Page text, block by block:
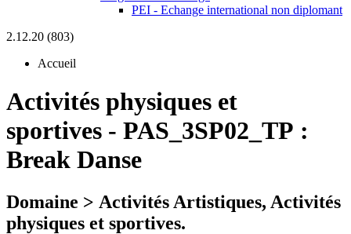
PEI - Echange international non diplomant
2.12.20 (803)
Accueil
Activités physiques et
sportives - PAS_3SP02_TP :
Break Danse
Domaine > Activités Artistiques, Activités
physiques et sportives.